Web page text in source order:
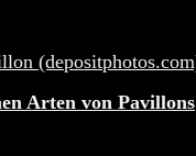
Arten von Pavillons